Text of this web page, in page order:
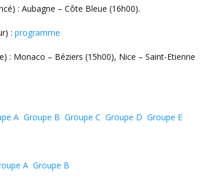
: Aubagne – Côte Bleue (16h00).
: programme
: Monaco – Béziers (15h00), Nice – Saint-Etienne
A Groupe B Groupe C Groupe D Groupe E
A Groupe B